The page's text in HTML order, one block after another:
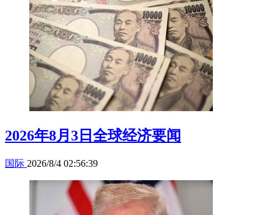
2026年8月3日全球经济要闻
国际 2026/8/4 02:56:39